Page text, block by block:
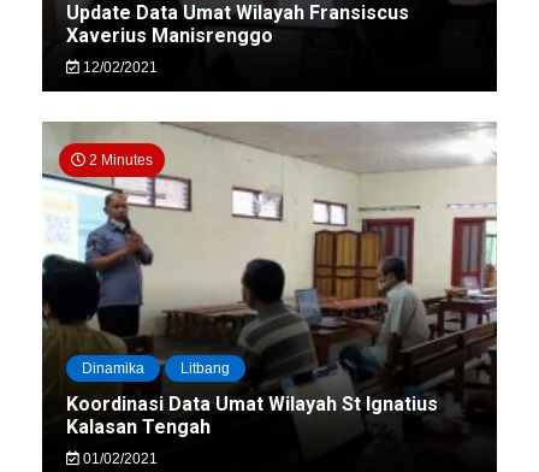
Update Data Umat Wilayah Fransiscus
Xaverius Manisrenggo
12/02/2021
2 Minutes
Dinamika Litbang
Koordinasi Data Umat Wilayah St Ignatius
Kalasan Tengah
01/02/2021